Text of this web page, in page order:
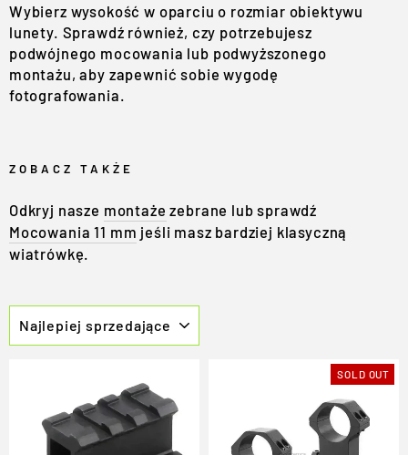
Wybierz wysokość w oparciu o rozmiar obiektywu
lunety. Sprawdź również, czy potrzebujesz
podwójnego mocowania lub podwyższonego
montażu, aby zapewnić sobie wygodę
fotografowania.
ZOBACZ TAKŻE
Odkryj nasze montaże zebrane lub sprawdź
Mocowania 11 mm jeśli masz bardziej klasyczną
wiatrówkę.
SOLD OUT